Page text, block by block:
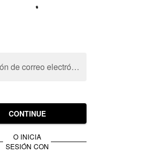
Dirección de correo electrónico
CONTINUE
O INICIA
SESIÓN CON